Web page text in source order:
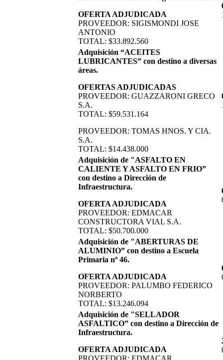
OFERTA ADJUDICADA
PROVEEDOR: SIGISMONDI JOSE
ANTONIO
TOTAL: $33.892.560
Adquisición “ACEITES
LUBRICANTES” con destino a diversas
áreas.
OFERTAS ADJUDICADAS
PROVEEDOR: GUAZZARONI GRECO
S.A.
TOTAL: $59.531.164
PROVEEDOR: TOMAS HNOS. Y CIA.
S.A.
TOTAL: $14.438.000
Adquisición de "ASFALTO EN
CALIENTE Y ASFALTO EN FRIO”
con destino a Dirección de
Infraestructura.
OFERTA ADJUDICADA
PROVEEDOR: EDMACAR
CONSTRUCTORA VIAL S.A.
TOTAL: $50.700.000
Adquisición de "ABERTURAS DE
ALUMINIO” con destino a Escuela
Primaria nº 46.
OFERTA ADJUDICADA
PROVEEDOR: PALUMBO FEDERICO
NORBERTO
TOTAL: $13.246.094
Adquisición de "SELLADOR
ASFALTICO” con destino a Dirección de
Infraestructura.
OFERTA ADJUDICADA